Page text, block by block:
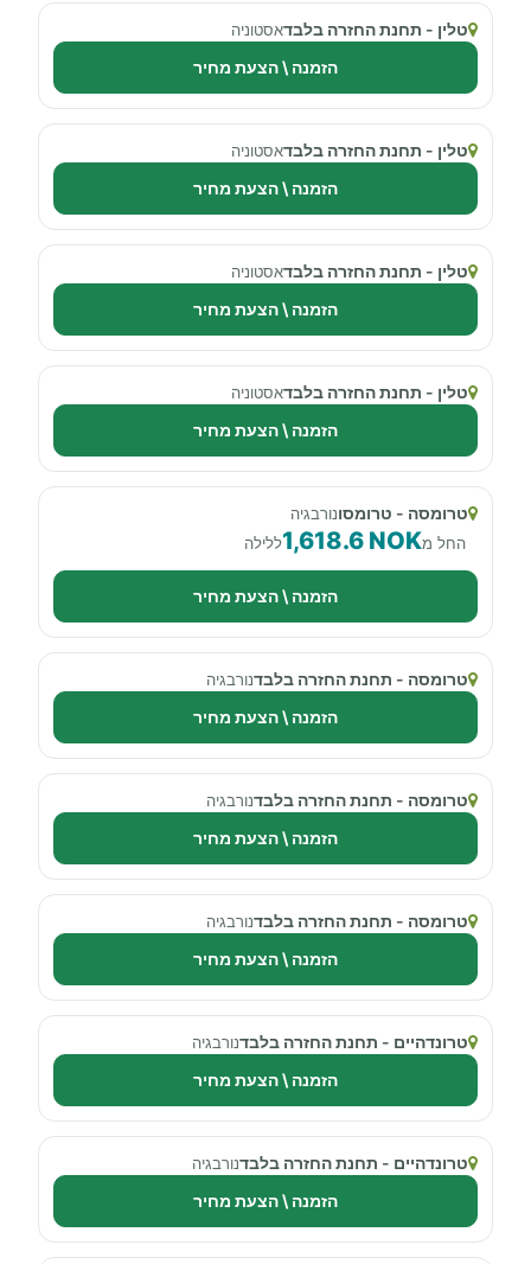
טלין - תחנת החזרה בלבדאסטוניה
הזמנה \ הצעת מחיר
טלין - תחנת החזרה בלבדאסטוניה
הזמנה \ הצעת מחיר
טלין - תחנת החזרה בלבדאסטוניה
הזמנה \ הצעת מחיר
טלין - תחנת החזרה בלבדאסטוניה
הזמנה \ הצעת מחיר
טרומסה - טרומסונורבגיה
החל מ1,618.6 NOKללילה
הזמנה \ הצעת מחיר
טרומסה - תחנת החזרה בלבדנורבגיה
הזמנה \ הצעת מחיר
טרומסה - תחנת החזרה בלבדנורבגיה
הזמנה \ הצעת מחיר
טרומסה - תחנת החזרה בלבדנורבגיה
הזמנה \ הצעת מחיר
טרונדהיים - תחנת החזרה בלבדנורבגיה
הזמנה \ הצעת מחיר
טרונדהיים - תחנת החזרה בלבדנורבגיה
הזמנה \ הצעת מחיר